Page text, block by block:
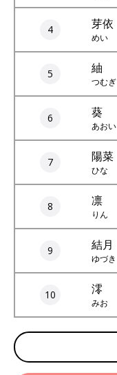
4 芽依
めい
5 紬
つむぎ
6 葵
あおい
7 陽菜
ひな
8 凛
りん
9 結月
ゆづき
10 澪
みお